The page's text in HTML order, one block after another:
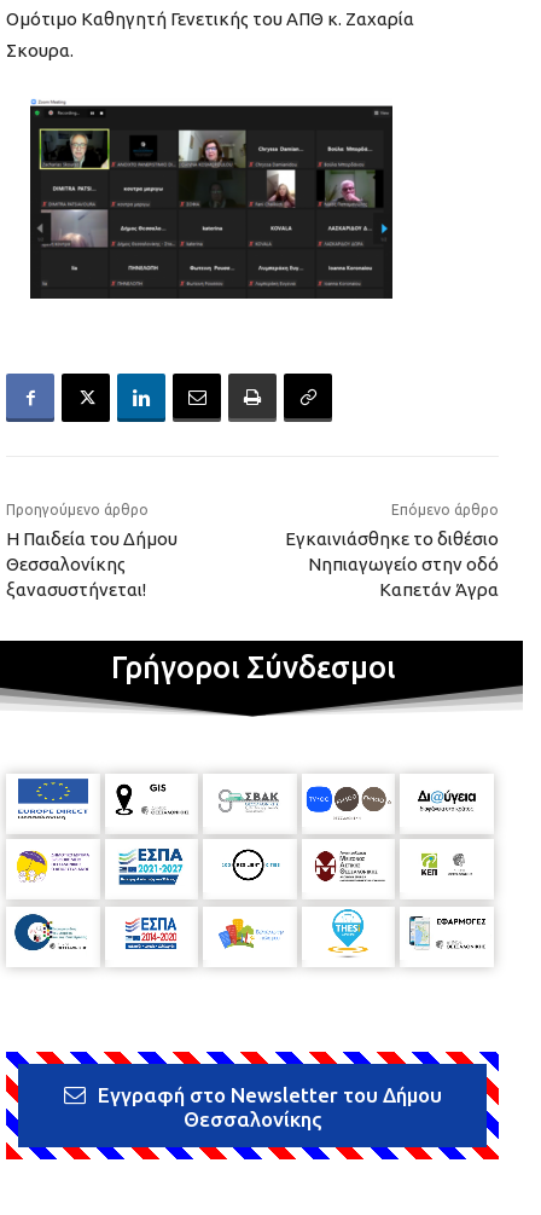
Ομότιμο Καθηγητή Γενετικής του ΑΠΘ κ. Ζαχαρία
Σκουρα.
Προηγούμενο άρθρο
Η Παιδεία του Δήμου
Θεσσαλονίκης
ξανασυστήνεται!
Επόμενο άρθρο
Εγκαινιάσθηκε το διθέσιο
Νηπιαγωγείο στην οδό
Καπετάν Άγρα
Γρήγοροι Σύνδεσμοι
Εγγραφή στο Newsletter του Δήμου
Θεσσαλονίκης